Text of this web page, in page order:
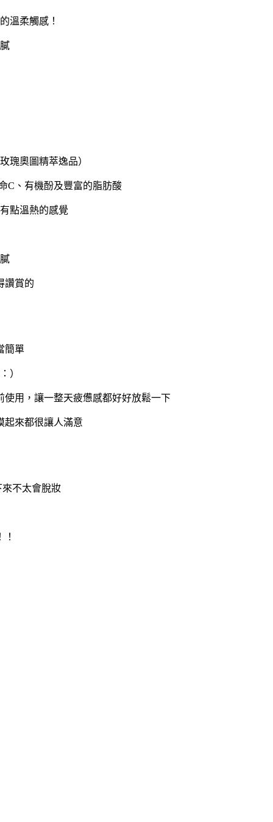
溫柔觸感！
瑰奧圖精萃逸品）
C、有機酚及豐富的脂肪酸
點溫熱的感覺
讚賞的
簡單
）
用，讓一整天疲憊感都好好放鬆一下
起來都很讓人滿意
不太會脫妝